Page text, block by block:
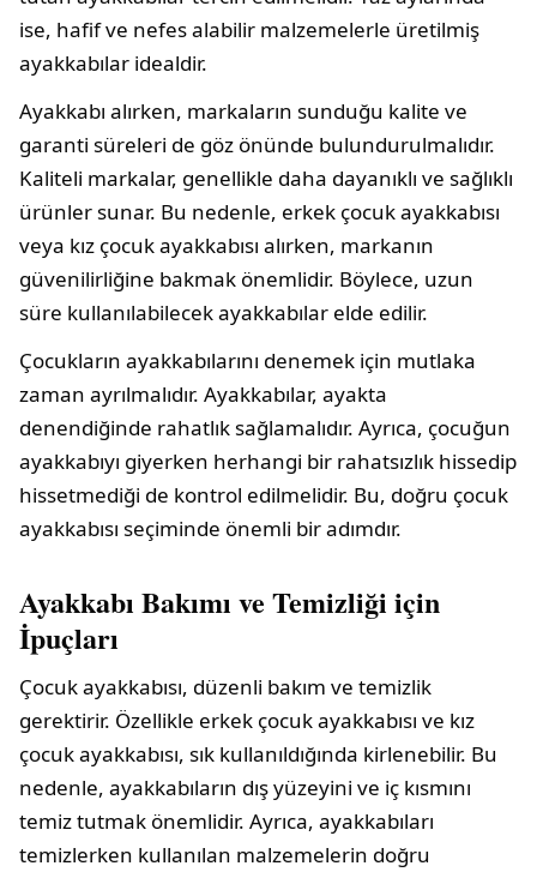
ise, hafif ve nefes alabilir malzemelerle üretilmiş
ayakkabılar idealdir.
Ayakkabı alırken, markaların sunduğu kalite ve
garanti süreleri de göz önünde bulundurulmalıdır.
Kaliteli markalar, genellikle daha dayanıklı ve sağlıklı
ürünler sunar. Bu nedenle, erkek çocuk ayakkabısı
veya kız çocuk ayakkabısı alırken, markanın
güvenilirliğine bakmak önemlidir. Böylece, uzun
süre kullanılabilecek ayakkabılar elde edilir.
Çocukların ayakkabılarını denemek için mutlaka
zaman ayrılmalıdır. Ayakkabılar, ayakta
denendiğinde rahatlık sağlamalıdır. Ayrıca, çocuğun
ayakkabıyı giyerken herhangi bir rahatsızlık hissedip
hissetmediği de kontrol edilmelidir. Bu, doğru çocuk
ayakkabısı seçiminde önemli bir adımdır.
Ayakkabı Bakımı ve Temizliği için
İpuçları
Çocuk ayakkabısı, düzenli bakım ve temizlik
gerektirir. Özellikle erkek çocuk ayakkabısı ve kız
çocuk ayakkabısı, sık kullanıldığında kirlenebilir. Bu
nedenle, ayakkabıların dış yüzeyini ve iç kısmını
temiz tutmak önemlidir. Ayrıca, ayakkabıları
temizlerken kullanılan malzemelerin doğru